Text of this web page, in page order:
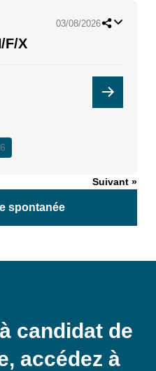
03/08/2026
F/X
Suivant »
spontanée
candidat de
accédez à